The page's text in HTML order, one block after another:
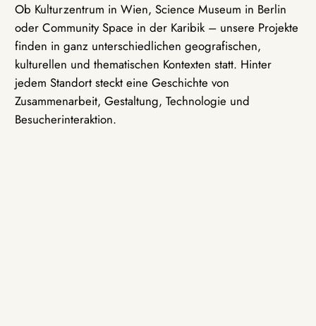
Ob Kulturzentrum in Wien, Science Museum in Berlin
oder Community Space in der Karibik – unsere Projekte
finden in ganz unterschiedlichen geografischen,
kulturellen und thematischen Kontexten statt. Hinter
jedem Standort steckt eine Geschichte von
Zusammenarbeit, Gestaltung, Technologie und
Besucherinteraktion.